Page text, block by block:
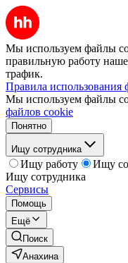
Мы используем файлы
правильную работу
трафик.
Правила использования
Мы используем файлы
файлов cookie
Понятно
Ищу сотрудника
Ищу работу
Ищу
Ищу сотрудника
Сервисы
Помощь
Ещё
Поиск
Анахина